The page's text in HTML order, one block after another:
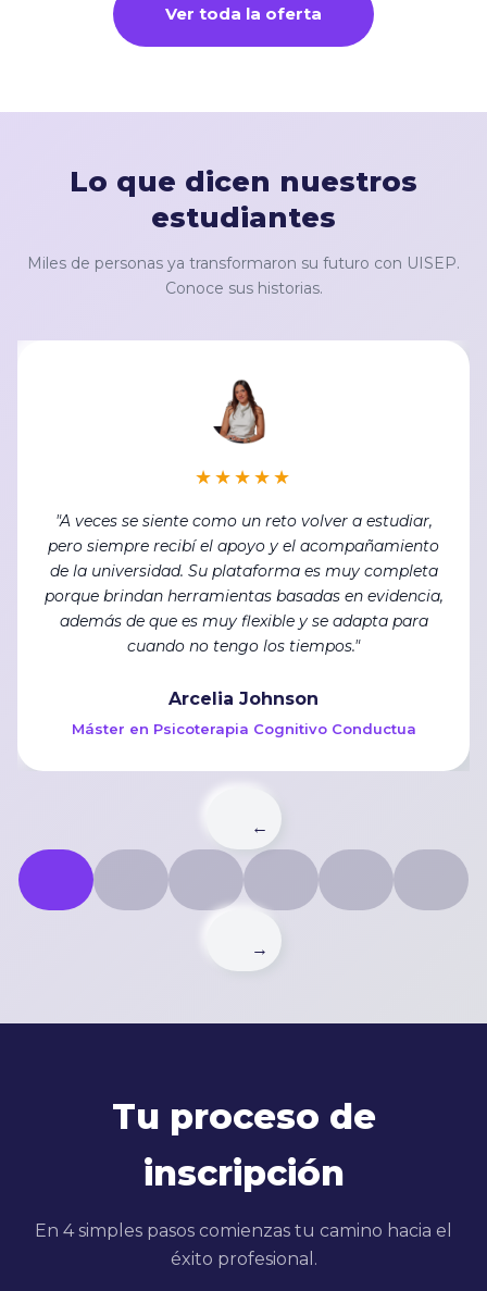
Ver toda la oferta
Lo que dicen nuestros
estudiantes
Miles de personas ya transformaron su futuro con UISEP.
Conoce sus historias.
★★★★★
"La característica principal que más destaco de
universidad isep es que es una universidad
internacional reconocida en estados Unidos,
ofreciéndonos sus servicios a la comunidad latina y
con ello he podido convalidar aquí en Miami"
Maestría en Patologías del Lenguaje y el Habla
inscripción
éxito profesional.